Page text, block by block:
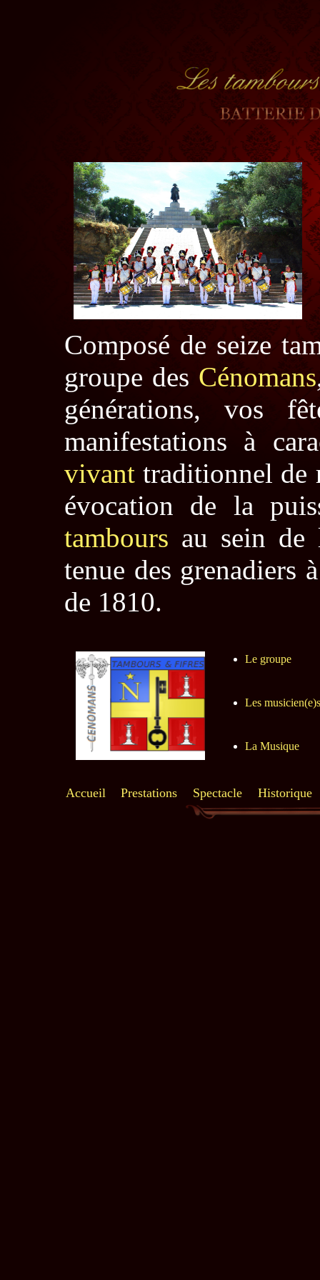
Composé de seize
groupe des Cénomans
générations, vos
manifestations à
vivant traditionnel de
évocation de la
tambours au sein de
tenue des grenadiers
de 1810.
Le groupe
Les musicien(e)s
La Musique
Accueil Prestations Spectacle Historique